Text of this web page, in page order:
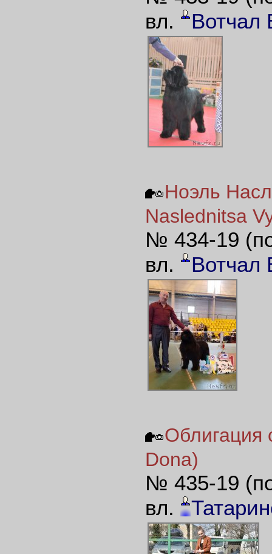
вл.
Вотчал
Ноэль
Naslednitsa
№ 434-19
вл.
Вотчал
Облигация
Dona)
№ 435-19
вл.